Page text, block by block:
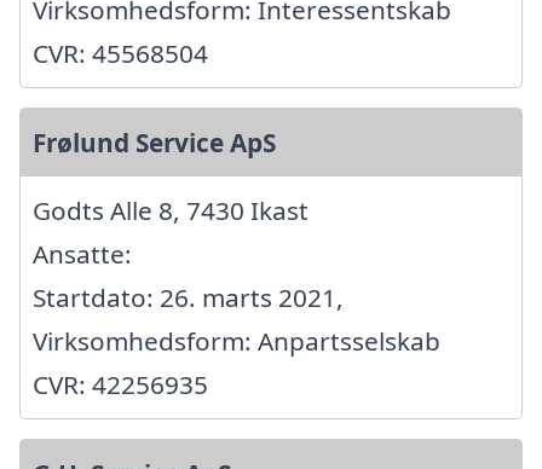
Virksomhedsform: Interessentskab
CVR: 45568504
Frølund Service ApS
Godts Alle 8, 7430 Ikast
Ansatte:
Startdato: 26. marts 2021,
Virksomhedsform: Anpartsselskab
CVR: 42256935